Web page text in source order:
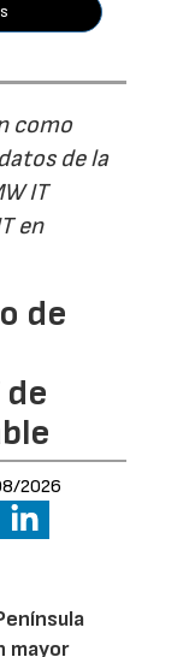
como
de la
IT
en
de
2026
mayor